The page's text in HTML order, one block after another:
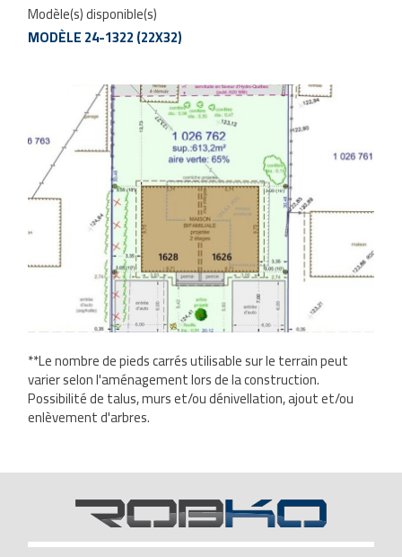
Modèle(s) disponible(s)
MODÈLE 24-1322 (22X32)
**Le nombre de pieds carrés utilisable sur le terrain peut
varier selon l'aménagement lors de la construction.
Possibilité de talus, murs et/ou dénivellation, ajout et/ou
enlèvement d'arbres.